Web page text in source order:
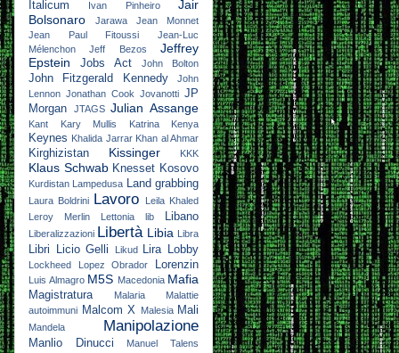
Italicum Ivan Pinheiro
Jair
Bolsonaro
Jarawa
Jean Monnet
Jean Paul Fitoussi
Jean-Luc
Mélenchon
Jeff Bezos
Jeffrey
Epstein
Jobs Act John Bolton
John Fitzgerald Kennedy
John
Lennon Jonathan Cook Jovanotti JP
Morgan
JTAGS Julian Assange
Kant Kary Mullis Katrina Kenya
Keynes Khalida Jarrar Khan al Ahmar
Kirghizistan Kissinger KKK
Klaus Schwab Knesset Kosovo
Kurdistan Lampedusa Land grabbing
Laura Boldrini Lavoro
Leila Khaled
Leroy Merlin
Lettonia lib Libano
Liberalizzazioni Libertà Libia Libra
Libri Licio Gelli Likud Lira Lobby
Lockheed Lopez Obrador Lorenzin
Luis Almagro M5S Macedonia Mafia
Magistratura Malaria
Malattie
autoimmuni Malcom X Malesia Mali
Mandela Manipolazione
Manlio Dinucci Manuel Talens